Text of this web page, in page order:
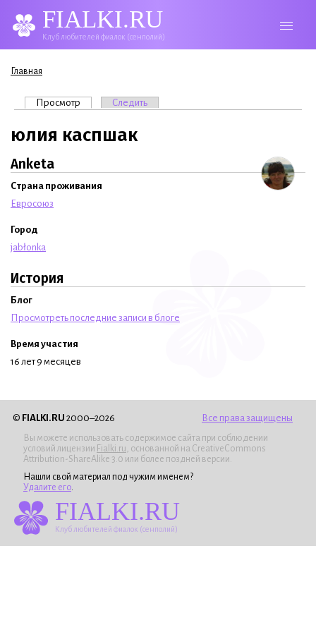
FIALKI.RU
Клуб любителей фиалок (сенполий)
Вы здесь
Главная
Главные вкладки
Просмотр (активная вкладка)
Следить
юлия каспшак
Anketa
Страна проживания
Евросоюз
Город
jabłonka
История
Блог
Просмотреть последние записи в блоге
Время участия
16 лет 9 месяцев
© FIALKI.RU 2000–2026 Все права защищены
Вы можете использовать содержимое сайта при соблюдении
условий лицензии Fialki.ru , основанной на CreativeCommons
Attribution-ShareAlike 3.0 или более поздней версии.
Нашли свой материал под чужим именем?
Удалите его
FIALKI.RU
Клуб любителей фиалок (сенполий)